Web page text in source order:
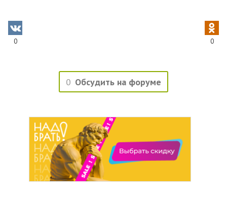
0 0
0 Обсудить на форуме